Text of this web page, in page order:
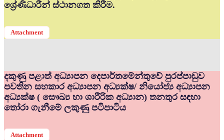
ශ්‍රේණිධාරීන් ස්ථානගත කිරීම.
Attachment
දකුණු පළාත් අධ්‍යාපන දෙපාර්තමේන්තුවේ පුරප්පාඩුව
පවතින සහකාර අධ්‍යාපන අධ්‍යක්ෂ/ නියෝජ්‍ය අධ්‍යාපන
අධ්‍යක්ෂ ( සෞඛ්‍ය හා ශාරීරික අධ්‍යාන) තනතුර සඳහා
තෝරා ගැනීමේ ලකුණු පටිපාටිය
Attachment